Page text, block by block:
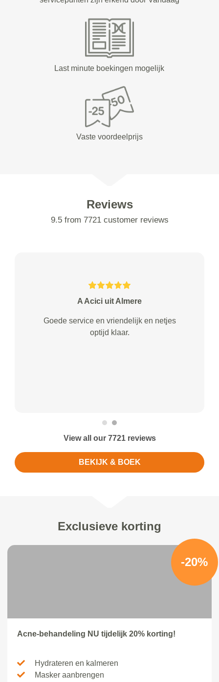
Last minute boekingen mogelijk
Vaste voordeelprijs
Reviews
9.5 from 7721 customer reviews
A Acici uit Almere
Goede service en vriendelijk en netjes
optijd klaar.
View all our 7721 reviews
BEKIJK & BOEK
Exclusieve korting
-20%
Acne-behandeling NU tijdelijk 20% korting!
Hydrateren en kalmeren
Masker aanbrengen